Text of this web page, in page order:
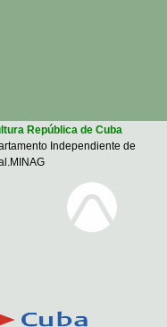
República de Cuba
Independiente de